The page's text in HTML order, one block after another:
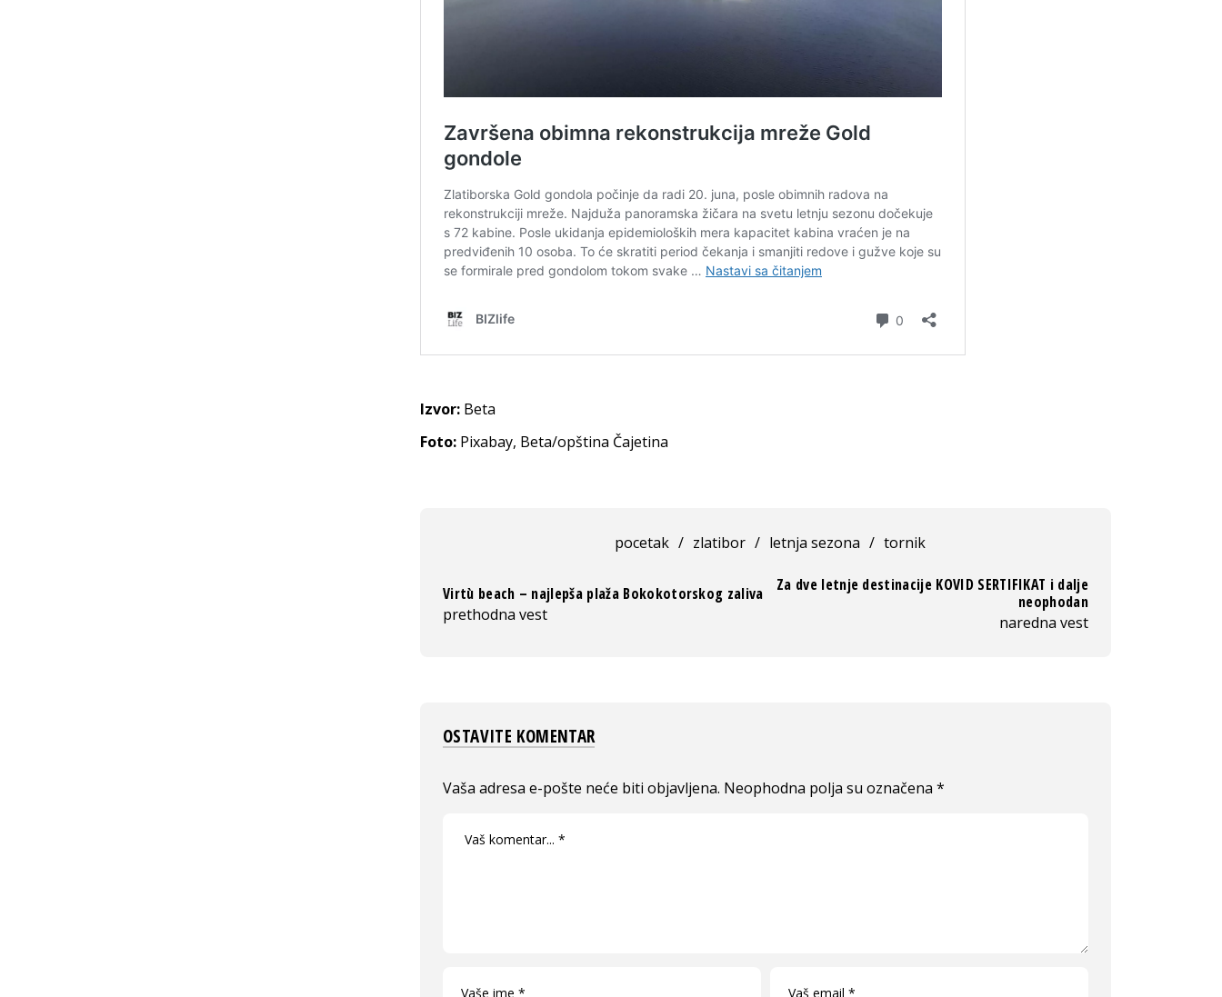
Izvor: Beta
Foto: Pixabay, Beta/opština Čajetina
pocetak / zlatibor / letnja sezona / tornik
Virtù beach – najlepša plaža Bokokotorskog zaliva
prethodna vest
Za dve letnje destinacije KOVID SERTIFIKAT i dalje
neophodan
naredna vest
OSTAVITE KOMENTAR
Vaša adresa e-pošte neće biti objavljena. Neophodna polja su označena *